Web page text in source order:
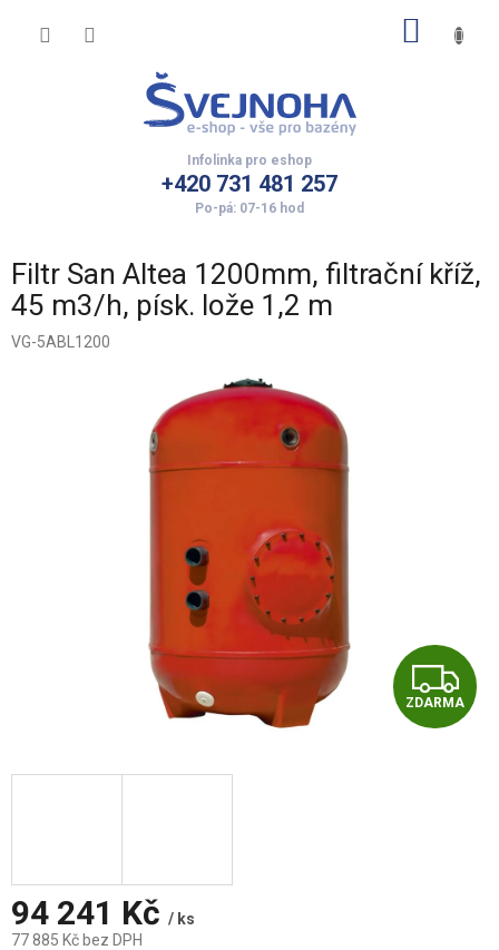
+420 731 481 257
Filtr San Altea 1200mm, filtrační kříž,
45 m3/h, písk. lože 1,2 m
VG-5ABL1200
Z
D
ZDARMA
94 241 Kč / ks
77 885 Kč bez DPH